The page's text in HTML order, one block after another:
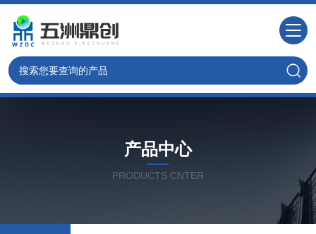
产品中心
PRODUCTS CNTER